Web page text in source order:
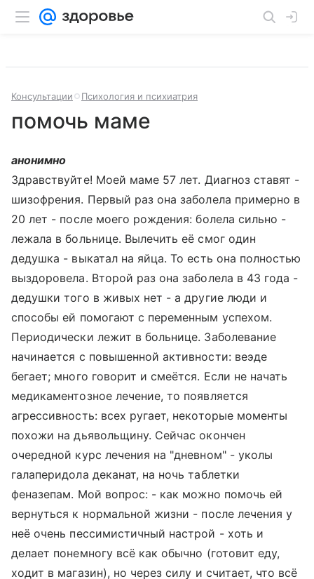
Консультации Психология и психиатрия
помочь маме
анонимно
Здравствуйте! Моей маме 57 лет. Диагноз ставят -
шизофрения. Первый раз она заболела примерно в
20 лет - после моего рождения: болела сильно -
лежала в больнице. Вылечить её смог один
дедушка - выкатал на яйца. То есть она полностью
выздоровела. Второй раз она заболела в 43 года -
дедушки того в живых нет - а другие люди и
способы ей помогают с переменным успехом.
Периодически лежит в больнице. Заболевание
начинается с повышенной активности: веэде
бегает; много говорит и смеётся. Если не начать
медикаментозное лечение, то появляется
агрессивность: всех ругает, некоторые моменты
похожи на дьявольщину. Сейчас окончен
очередной курс лечения на "дневном" - уколы
галаперидола деканат, на ночь таблетки
феназепам. Мой вопрос: - как можно помочь ей
вернуться к нормальной жизни - после лечения у
неё очень пессимистичный настрой - хоть и
делает понемногу всё как обычно (готовит еду,
ходит в магазин), но через силу и считает, что всё